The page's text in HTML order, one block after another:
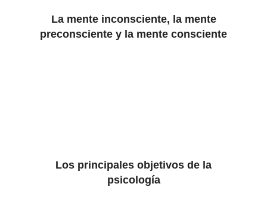
La mente inconsciente, la mente
preconsciente y la mente consciente
Los principales objetivos de la
psicología